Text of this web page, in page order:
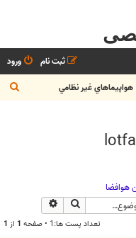
ورود
ثبت نام
هواپيماهاي غير نظامي
س
هوافضا
جستجو
تعداد پست ها:1 • صفحه 1 از 1